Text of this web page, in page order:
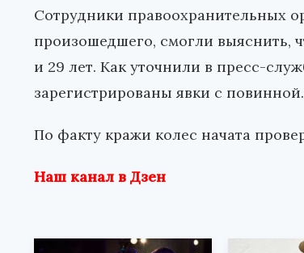
Сотрудники правоохранительных
произошедшего, смогли выяснить,
и 29 лет. Как уточнили в пресс-
зарегистрированы явки с повинной.
По факту кражи колес начата
Наш канал в Дзен